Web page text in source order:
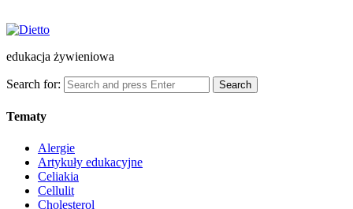
edukacja żywieniowa
Search for: Search
Tematy
Alergie
Artykuły edukacyjne
Celiakia
Cellulit
Cholesterol